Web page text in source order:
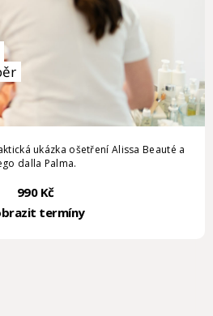
ukázka ošetření Alissa Beauté a
dalla Palma.
990 Kč
termíny